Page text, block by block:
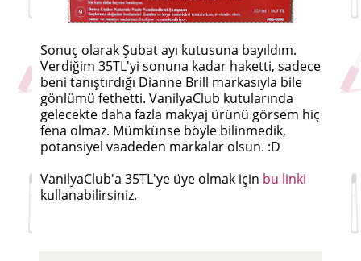
Sonuç olarak Şubat ayı kutusuna bayıldım.
Verdiğim 35TL'yi sonuna kadar haketti, sadece
beni tanıştırdığı Dianne Brill markasıyla bile
gönlümü fethetti. VanilyaClub kutularında
gelecekte daha fazla makyaj ürünü görsem hiç
fena olmaz. Mümkünse böyle bilinmedik,
potansiyel vaadeden markalar olsun. :D
VanilyaClub'a 35TL'ye üye olmak için bu linki
kullanabilirsiniz.